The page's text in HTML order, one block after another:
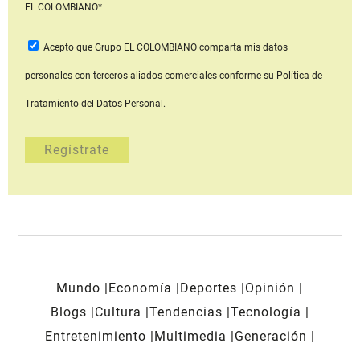
EL COLOMBIANO*
Acepto que Grupo EL COLOMBIANOcomparta mis datos
personales con terceros aliados comerciales conforme su Política de
Tratamiento del Datos Personal.
Mundo Economía Deportes
Opinión
Blogs
Cultura Tendencias Tecnología
Entretenimiento
Multimedia
Generación